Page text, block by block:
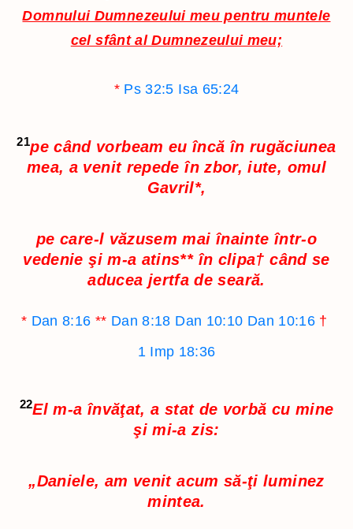
Domnului Dumnezeului meu pentru muntele
cel sfânt al Dumnezeului meu;
* Ps 32:5 Isa 65:24
21pe când vorbeam eu încă în rugăciunea
mea, a venit repede în zbor, iute, omul
Gavril*,
pe care-l văzusem mai înainte într-o
vedenie şi m-a atins**în clipa† când se
aducea jertfa de seară.
* Dan 8:16 ** Dan 8:18 Dan 10:10 Dan 10:16 †
1 Imp 18:36
22El m-a învăţat, a stat de vorbă cu mine
şi mi-a zis:
„Daniele, am venit acum să-ţi luminez
mintea.